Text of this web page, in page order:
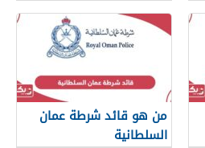
من هو قائد شرطة عمان
السلطانية